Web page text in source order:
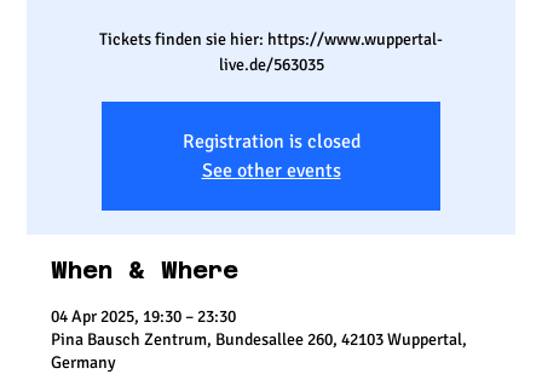
Tickets finden sie hier: https://www.wuppertal-
live.de/563035
Registration is closed
See other events
When & Where
04 Apr 2025, 19:30 – 23:30
Pina Bausch Zentrum, Bundesallee 260, 42103 Wuppertal,
Germany